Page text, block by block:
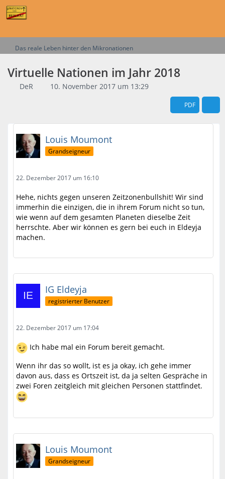
Das reale Leben hinter den Mikronationen
Virtuelle Nationen im Jahr 2018
DeR 10. November 2017 um 13:29
PDF
Louis Moumont
Grandseigneur
22. Dezember 2017 um 16:10
Hehe, nichts gegen unseren Zeitzonenbullshit! Wir sind
immerhin die einzigen, die in ihrem Forum nicht so tun,
wie wenn auf dem gesamten Planeten dieselbe Zeit
herrschte. Aber wir können es gern bei euch in Eldeyja
machen.
IG Eldeyja
registrierter Benutzer
22. Dezember 2017 um 17:04
Ich habe mal ein Forum bereit gemacht.
Wenn ihr das so wollt, ist es ja okay, ich gehe immer
davon aus, dass es Ortszeit ist, da ja selten Gespräche in
zwei Foren zeitgleich mit gleichen Personen stattfindet.
Louis Moumont
Grandseigneur